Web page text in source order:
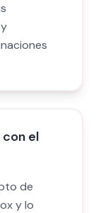
el
de
y lo